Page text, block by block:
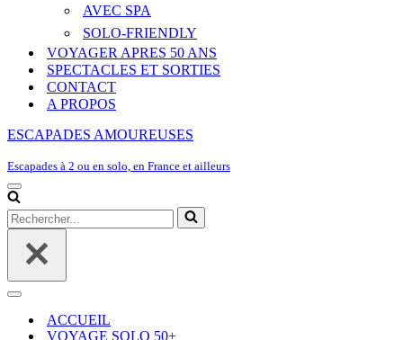
AVEC SPA
SOLO-FRIENDLY
VOYAGER APRES 50 ANS
SPECTACLES ET SORTIES
CONTACT
A PROPOS
ESCAPADES AMOUREUSES
Escapades à 2 ou en solo, en France et ailleurs
Menu
de
navigation
Rechercher...
Menu
navigationACCUEIL
VOYAGE SOLO 50+